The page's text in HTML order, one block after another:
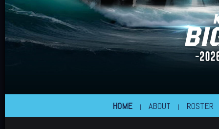
HOME ABOUT ROSTER